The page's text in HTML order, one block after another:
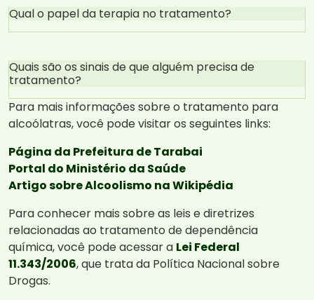
Qual o papel da terapia no tratamento?
Quais são os sinais de que alguém precisa de
tratamento?
Para mais informações sobre o tratamento para
alcoólatras, você pode visitar os seguintes links:
Página da Prefeitura de Tarabai
Portal do Ministério da Saúde
Artigo sobre Alcoolismo na Wikipédia
Para conhecer mais sobre as leis e diretrizes
relacionadas ao tratamento de dependência
química, você pode acessar a Lei Federal
11.343/2006, que trata da Política Nacional sobre
Drogas.